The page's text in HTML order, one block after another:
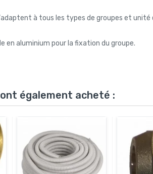
à tous les types de groupes et
en aluminium pour la fixation du groupe.
également acheté :